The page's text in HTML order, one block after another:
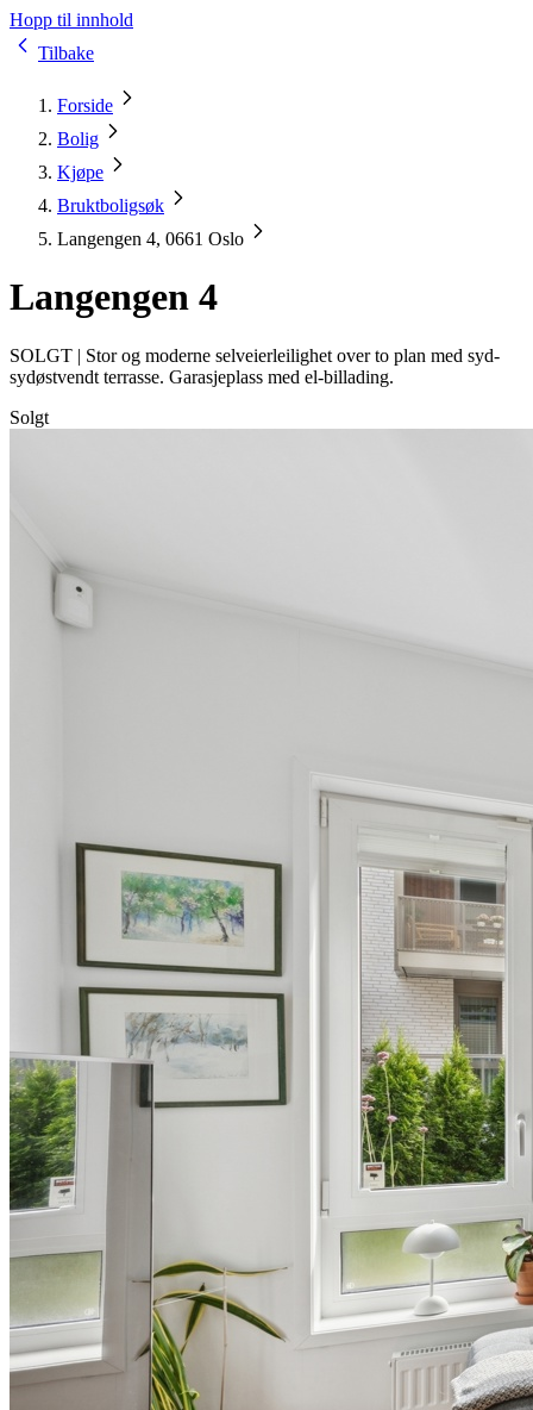
Hopp til innhold
Tilbake
Forside
Bolig
Kjøpe
Bruktboligsøk
Langengen 4, 0661 Oslo
Langengen 4
SOLGT | Stor og moderne selveierleilighet over to plan med syd-
sydøstvendt terrasse. Garasjeplass med el-billading.
Solgt